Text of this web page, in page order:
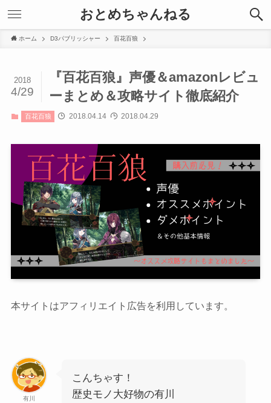
おとめちゃんねる
ホーム D3パブリッシャー 百花百狼
『百花百狼』声優＆amazonレビュ
ーまとめ＆攻略サイト徹底紹介
2018
4/29
百花百狼 2018.04.14 2018.04.29
本サイトはアフィリエイト広告を利用しています。
有川
こんちゃす！
歴史モノ大好物の有川